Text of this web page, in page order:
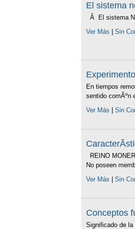
El sistema
Â El sistema
Ver Más
Sin
En tiempos
sentido comÃºn
Ver Más
Sin
REINO
No poseen
Ver Más
Sin
Conceptos
Significado de